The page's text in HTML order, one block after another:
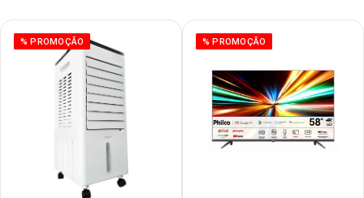
% PROMOÇÃO % PROMOÇÃO